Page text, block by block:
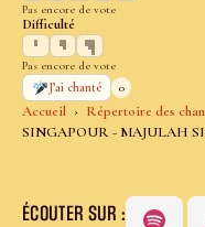
Accueil
Répertoire des
SINGAPOUR - MAJULAH
Pas encore de vote
Difficulté
Pas encore de vote
J’ai chanté
0
ÉCOUTER SUR :